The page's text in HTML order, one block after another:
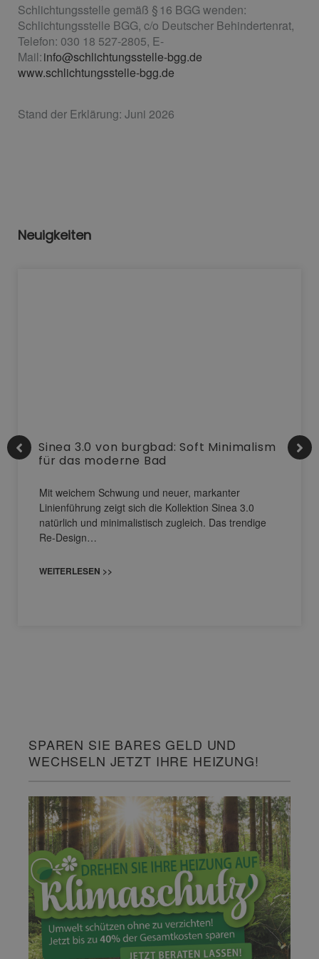
Schlichtungsstelle gemäß § 16 BGG wenden:
Schlichtungsstelle BGG, c/o Deutscher Behindertenrat,
Telefon: 030 18 527-2805, E-
Mail:info@schlichtungsstelle-bgg.de
www.schlichtungsstelle-bgg.de
Stand der Erklärung: Juni 2026
Neuigkeiten
Sinea 3.0 von burgbad: Soft Minimalism
für das moderne Bad
Mit weichem Schwung und neuer, markanter
Linienführung zeigt sich die Kollektion Sinea 3.0
natürlich und minimalistisch zugleich. Das trendige
Re-Design…
WEITERLESEN >>
SPAREN SIE BARES GELD UND
WECHSELN JETZT IHRE HEIZUNG!